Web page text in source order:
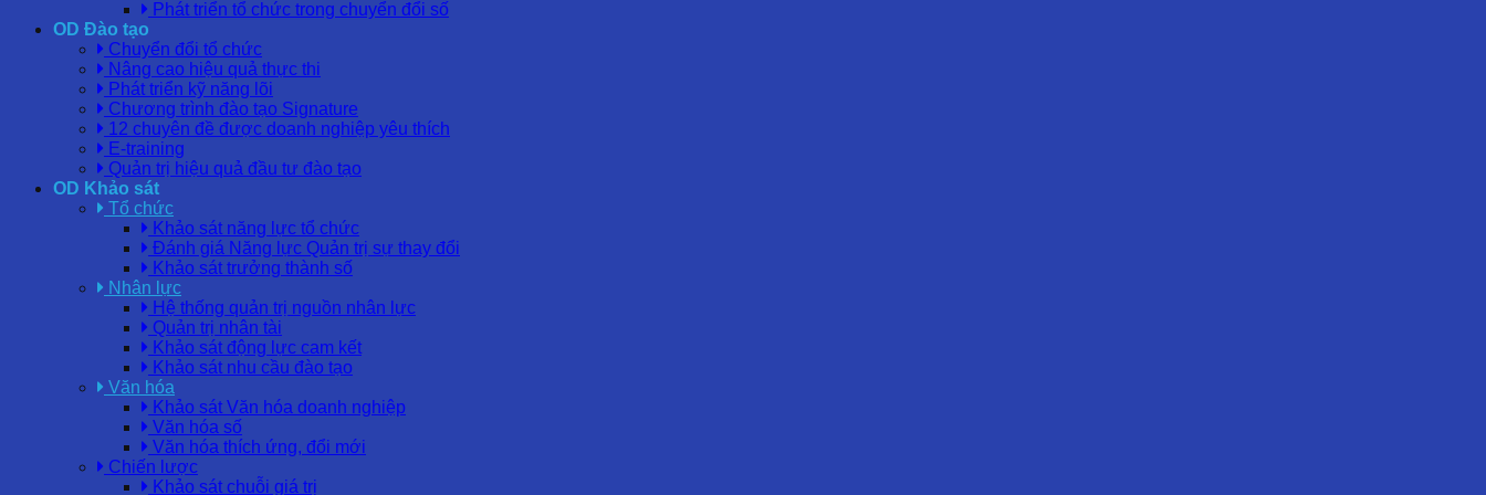
Phát triển tổ chức trong chuyển đổi số
OD Đào tạo
Chuyển đổi tổ chức
Nâng cao hiệu quả thực thi
Phát triển kỹ năng lõi
Chương trình đào tạo Signature
12 chuyên đề được doanh nghiệp yêu thích
E-training
Quản trị hiệu quả đầu tư đào tạo
OD Khảo sát
Tổ chức
Khảo sát năng lực tổ chức
Đánh giá Năng lực Quản trị sự thay đổi
Khảo sát trưởng thành số
Nhân lực
Hệ thống quản trị nguồn nhân lực
Quản trị nhân tài
Khảo sát động lực cam kết
Khảo sát nhu cầu đào tạo
Văn hóa
Khảo sát Văn hóa doanh nghiệp
Văn hóa số
Văn hóa thích ứng, đổi mới
Chiến lược
Khảo sát chuỗi giá trị